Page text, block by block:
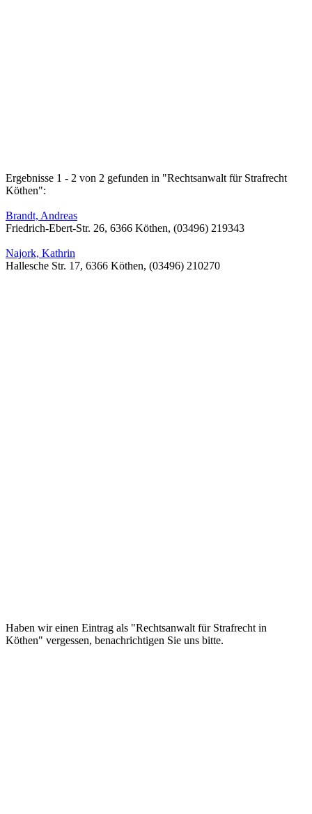
Ergebnisse 1 - 2 von 2 gefunden in "Rechtsanwalt für Strafrecht
Köthen":
Brandt, Andreas
Friedrich-Ebert-Str. 26, 6366 Köthen, (03496) 219343
Najork, Kathrin
Hallesche Str. 17, 6366 Köthen, (03496) 210270
Haben wir einen Eintrag als "Rechtsanwalt für Strafrecht in
Köthen" vergessen, benachrichtigen Sie uns bitte.